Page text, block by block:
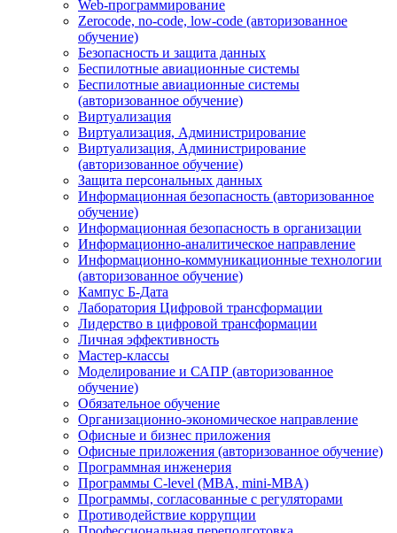
Web-программирование
Zerocode, no-code, low-code (авторизованное
обучение)
Безопасность и защита данных
Беспилотные авиационные системы
Беспилотные авиационные системы
(авторизованное обучение)
Виртуализация
Виртуализация, Администрирование
Виртуализация, Администрирование
(авторизованное обучение)
Защита персональных данных
Информационная безопасность (авторизованное
обучение)
Информационная безопасность в организации
Информационно-аналитическое направление
Информационно-коммуникационные технологии
(авторизованное обучение)
Кампус Б-Дата
Лаборатория Цифровой трансформации
Лидерство в цифровой трансформации
Личная эффективность
Мастер-классы
Моделирование и САПР (авторизованное
обучение)
Обязательное обучение
Организационно-экономическое направление
Офисные и бизнес приложения
Офисные приложения (авторизованное обучение)
Программная инженерия
Программы C-level (MBA, mini-MBA)
Программы, согласованные с регуляторами
Противодействие коррупции